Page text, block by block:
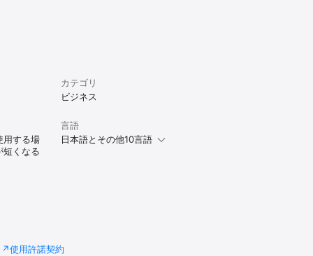
カテゴリ
ビジネス
用する場
短くなる
言語
日本語とその他10言語
使用許諾契約